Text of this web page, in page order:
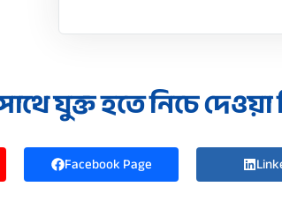
যুক্ত হতে নিচে
Facebook Page